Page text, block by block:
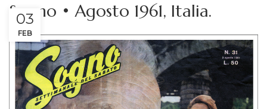
Sogno • Agosto 1961, Italia.
03
FEB